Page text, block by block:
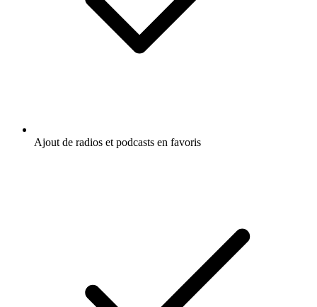
Ajout de radios et podcasts en favoris